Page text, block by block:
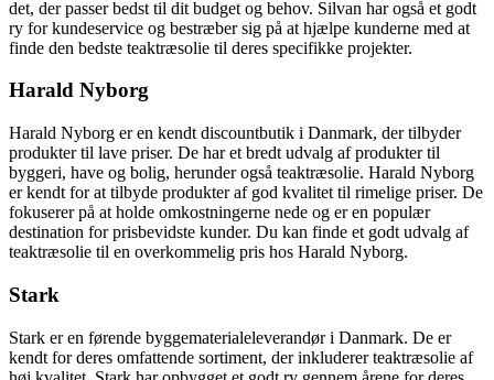
det, der passer bedst til dit budget og behov. Silvan har også et godt
ry for kundeservice og bestræber sig på at hjælpe kunderne med at
finde den bedste teaktræsolie til deres specifikke projekter.
Harald Nyborg
Harald Nyborg er en kendt discountbutik i Danmark, der tilbyder
produkter til lave priser. De har et bredt udvalg af produkter til
byggeri, have og bolig, herunder også teaktræsolie. Harald Nyborg
er kendt for at tilbyde produkter af god kvalitet til rimelige priser. De
fokuserer på at holde omkostningerne nede og er en populær
destination for prisbevidste kunder. Du kan finde et godt udvalg af
teaktræsolie til en overkommelig pris hos Harald Nyborg.
Stark
Stark er en førende byggematerialeleverandør i Danmark. De er
kendt for deres omfattende sortiment, der inkluderer teaktræsolie af